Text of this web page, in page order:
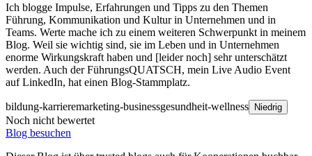
Ich blogge Impulse, Erfahrungen und Tipps zu den Themen
Führung, Kommunikation und Kultur in Unternehmen und in
Teams. Werte mache ich zu einem weiteren Schwerpunkt in meinem
Blog. Weil sie wichtig sind, sie im Leben und in Unternehmen
enorme Wirkungskraft haben und [leider noch] sehr unterschätzt
werden. Auch der FührungsQUATSCH, mein Live Audio Event
auf LinkedIn, hat einen Blog-Stammplatz.
bildung-karrieremarketing-businessgesundheit-wellness Niedrig
Noch nicht bewertet
Blog besuchen